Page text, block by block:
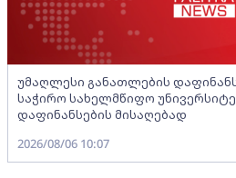
უმაღლესი განათლების
საჭირო სახელმწიფო
დაფინანსების მისაღებად
2026/08/06 10:07